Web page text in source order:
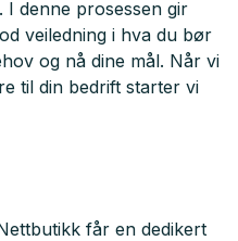
I denne prosessen gir
veiledning i hva du bør
og nå dine mål. Når vi
til din bedrift starter vi
får en dedikert